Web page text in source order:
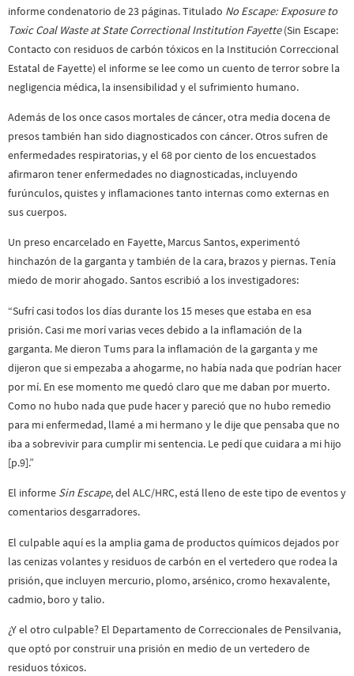
informe condenatorio de 23 páginas. Titulado No Escape: Exposure to
Toxic Coal Waste at State Correctional Institution Fayette(Sin Escape:
Contacto con residuos de carbón tóxicos en la Institución Correccional
Estatal de Fayette) el informe se lee como un cuento de terror sobre la
negligencia médica, la insensibilidad y el sufrimiento humano.
Además de los once casos mortales de cáncer, otra media docena de
presos también han sido diagnosticados con cáncer. Otros sufren de
enfermedades respiratorias, y el 68 por ciento de los encuestados
afirmaron tener enfermedades no diagnosticadas, incluyendo
furúnculos, quistes y inflamaciones tanto internas como externas en
sus cuerpos.
Un preso encarcelado en Fayette, Marcus Santos, experimentó
hinchazón de la garganta y también de la cara, brazos y piernas. Tenía
miedo de morir ahogado. Santos escribió a los investigadores:
“Sufrí casi todos los días durante los 15 meses que estaba en esa
prisión. Casi me morí varias veces debido a la inflamación de la
garganta. Me dieron Tums para la inflamación de la garganta y me
dijeron que si empezaba a ahogarme, no había nada que podrían hacer
por mí. En ese momento me quedó claro que me daban por muerto.
Como no hubo nada que pude hacer y pareció que no hubo remedio
para mi enfermedad, llamé a mi hermano y le dije que pensaba que no
iba a sobrevivir para cumplir mi sentencia. Le pedí que cuidara a mi hijo
[p.9].”
El informe Sin Escape, del ALC/HRC, está lleno de este tipo de eventos y
comentarios desgarradores.
El culpable aquí es la amplia gama de productos químicos dejados por
las cenizas volantes y residuos de carbón en el vertedero que rodea la
prisión, que incluyen mercurio, plomo, arsénico, cromo hexavalente,
cadmio, boro y talio.
¿Y el otro culpable? El Departamento de Correccionales de Pensilvania,
que optó por construir una prisión en medio de un vertedero de
residuos tóxicos.